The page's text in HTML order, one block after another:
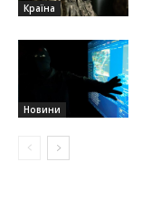
Країна
Новини